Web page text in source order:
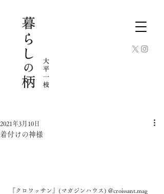
着付けの神様
2021年3月10日
『クロワッサン』(マガジンハウス) @croissant.mag